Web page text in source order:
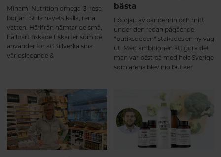
Minami Nutrition omega-3-resa
börjar i Stilla havets kalla, rena
vatten. Härifrån hämtar de små,
hållbart fiskade fiskarter som de
använder för att tillverka sina
världsledande &
avtryck på miljön. Häng med så
får du veta mer!
bästa
I början av pandemin och mitt
under den redan pågående
”butiksdöden” stakades en ny väg
ut. Med ambitionen att göra det
man var bäst på med hela Sverige
som arena blev nio butiker
fysisk butik och e-handel har
satsningen burit frukt – första
halvåret 2022 har Hälsokosten
ökat totala försäljningen med
hela 31 procent.